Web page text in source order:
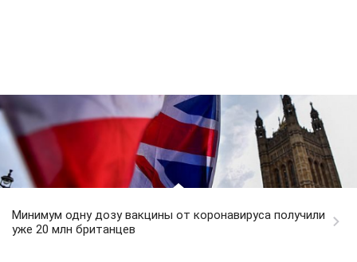
Минимум одну дозу вакцины от коронавируса получили
уже 20 млн британцев